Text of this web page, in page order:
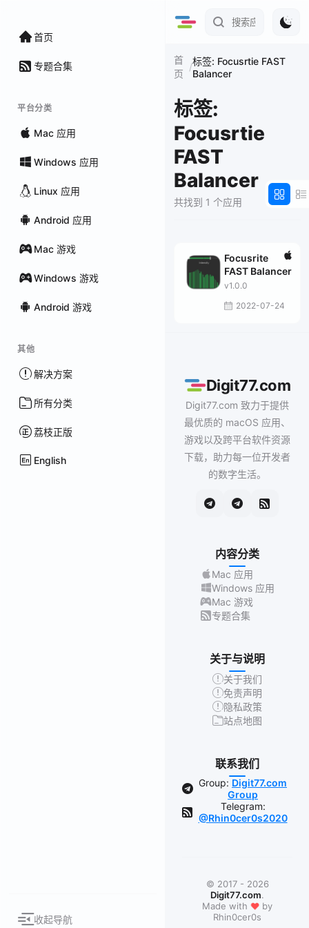
首页
专题合集
平台分类
Mac 应用
Windows 应用
Linux 应用
Android 应用
Mac 游戏
Windows 游戏
Android 游戏
其他
解决方案
所有分类
荔枝正版
English
收起导航
首
页
/标签: Focusrtie FAST
Balancer
标签:
Focusrtie
FAST
Balancer
共找到 1 个应用
Focusrite
FAST Balancer
v1.0.0
2022-07-24
Digit77.com
Digit77.com 致力于提供
最优质的 macOS 应用、
游戏以及跨平台软件资源
下载，助力每一位开发者
的数字生活。
内容分类
Mac 应用
Windows 应用
Mac 游戏
专题合集
关于与说明
关于我们
免责声明
隐私政策
站点地图
联系我们
Group: Digit77.com
Group
Telegram:
@Rhin0cer0s2020
© 2017 - 2026
Digit77.com.
Made with ❤ by
Rhin0cer0s